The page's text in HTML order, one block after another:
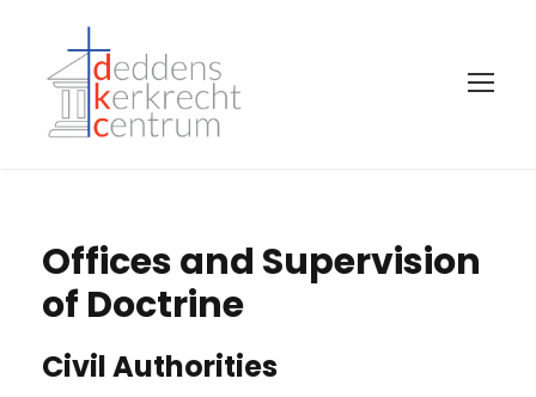
Offices and Supervision
of Doctrine
Civil Authorities